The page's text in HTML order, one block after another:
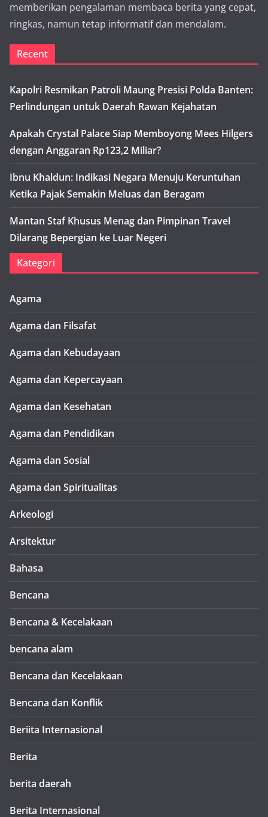
memberikan pengalaman membaca berita yang cepat,
ringkas, namun tetap informatif dan mendalam.
Recent
Kapolri Resmikan Patroli Maung Presisi Polda Banten:
Perlindungan untuk Daerah Rawan Kejahatan
Apakah Crystal Palace Siap Memboyong Mees Hilgers
dengan Anggaran Rp123,2 Miliar?
Ibnu Khaldun: Indikasi Negara Menuju Keruntuhan
Ketika Pajak Semakin Meluas dan Beragam
Mantan Staf Khusus Menag dan Pimpinan Travel
Dilarang Bepergian ke Luar Negeri
Kategori
Agama
Agama dan Filsafat
Agama dan Kebudayaan
Agama dan Kepercayaan
Agama dan Kesehatan
Agama dan Pendidikan
Agama dan Sosial
Agama dan Spiritualitas
Arkeologi
Arsitektur
Bahasa
Bencana
Bencana & Kecelakaan
bencana alam
Bencana dan Kecelakaan
Bencana dan Konflik
Beriita Internasional
Berita
berita daerah
Berita Internasional